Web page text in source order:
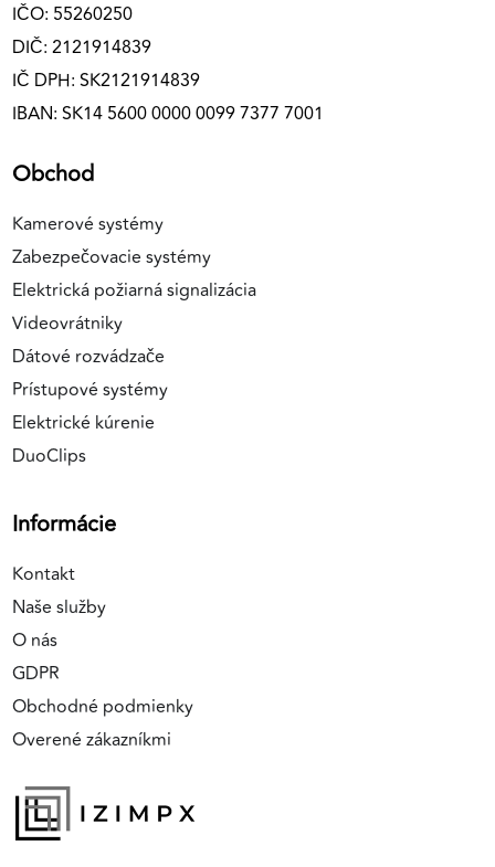
IČO: 55260250
DIČ: 2121914839
IČ DPH: SK2121914839
IBAN: SK14 5600 0000 0099 7377 7001
Obchod
Kamerové systémy
Zabezpečovacie systémy
Elektrická požiarná signalizácia
Videovrátniky
Dátové rozvádzače
Prístupové systémy
Elektrické kúrenie
DuoClips
Informácie
Kontakt
Naše služby
O nás
GDPR
Obchodné podmienky
Overené zákazníkmi